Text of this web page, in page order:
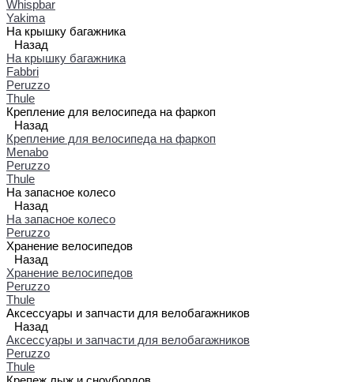
Whispbar
Yakima
На крышку багажника
Назад
На крышку багажника
Fabbri
Peruzzo
Thule
Крепление для велосипеда на фаркоп
Назад
Крепление для велосипеда на фаркоп
Menabo
Peruzzo
Thule
На запасное колесо
Назад
На запасное колесо
Peruzzo
Хранение велосипедов
Назад
Хранение велосипедов
Peruzzo
Thule
Аксессуары и запчасти для велобагажников
Назад
Аксессуары и запчасти для велобагажников
Peruzzo
Thule